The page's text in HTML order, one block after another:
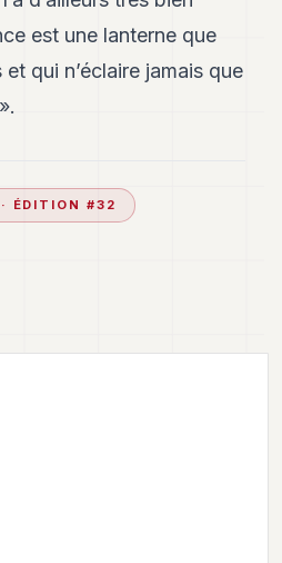
est une lanterne que
qui n’éclaire jamais que
· ÉDITION #32